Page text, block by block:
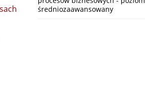
średniozaawansowany